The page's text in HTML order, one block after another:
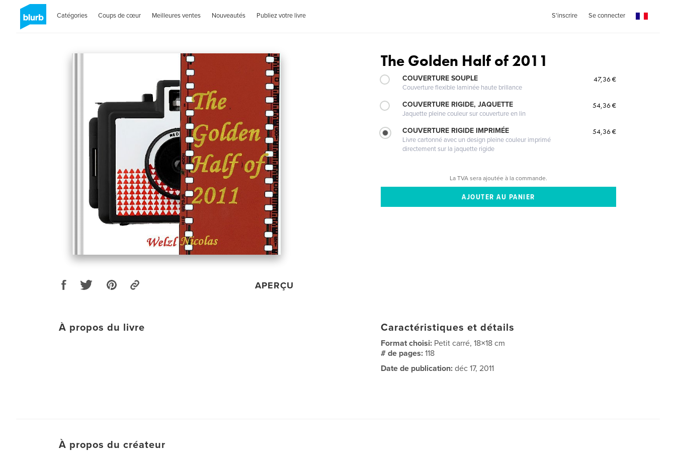
Catégories Coups de cœur Meilleures ventes Nouveautés Publiez votre livre S'inscrire Se connecter
APERÇU
The Golden Half of 2011
COUVERTURE SOUPLE
Couverture flexible laminée haute brillance
47,36 €
COUVERTURE RIGIDE, JAQUETTE
Jaquette pleine couleur sur couverture en lin
54,36 €
COUVERTURE RIGIDE IMPRIMÉE
Livre cartonné avec un design pleine couleur imprimé
directement sur la jaquette rigide
54,36 €
La TVA sera ajoutée à la commande.
À propos du livre Caractéristiques et détails
Format choisi: Petit carré, 18×18 cm
# de pages:118
Date de publication: déc 17, 2011
À propos du créateur